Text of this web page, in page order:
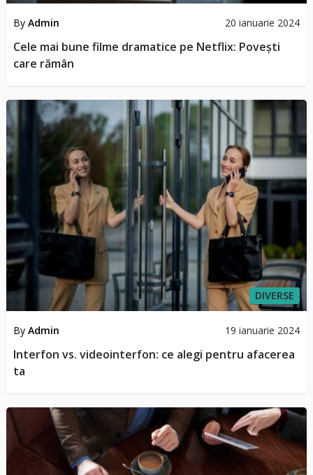
By Admin 20 ianuarie 2024
Cele mai bune filme dramatice pe Netflix: Povești
care rămân
DIVERSE
By Admin 19 ianuarie 2024
Interfon vs. videointerfon: ce alegi pentru afacerea
ta